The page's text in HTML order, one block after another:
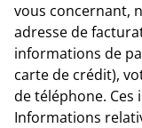
vous concernant,
adresse de
informations de
carte de crédit),
de téléphone.
Informations